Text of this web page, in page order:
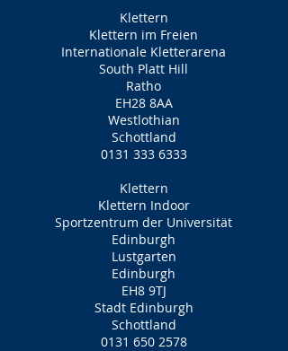
Klettern
Klettern im Freien
Internationale Kletterarena
South Platt Hill
Ratho
EH28 8AA
Westlothian
Schottland
0131 333 6333
Klettern
Klettern Indoor
Sportzentrum der Universität
Edinburgh
Lustgarten
Edinburgh
EH8 9TJ
Stadt Edinburgh
Schottland
0131 650 2578